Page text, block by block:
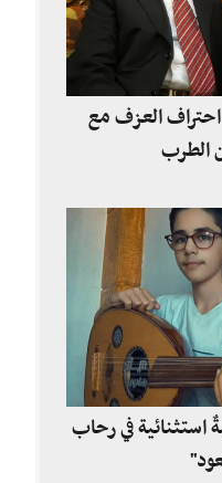
العزف مع
الطرب
استثنائية في رحاب